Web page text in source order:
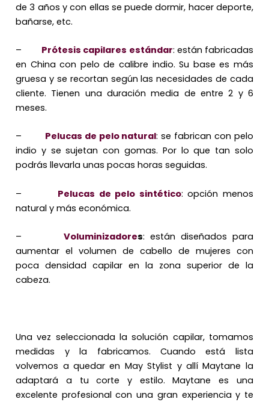
de 3 años y con ellas se puede dormir, hacer deporte,
bañarse, etc.
– Prótesis capilares estándar: están fabricadas
en China con pelo de calibre indio. Su base es más
gruesa y se recortan según las necesidades de cada
cliente. Tienen una duración media de entre 2 y 6
meses.
– Pelucas de pelo natural: se fabrican con pelo
indio y se sujetan con gomas. Por lo que tan solo
podrás llevarla unas pocas horas seguidas.
– Pelucas de pelo sintético: opción menos
natural y más económica.
–Voluminizadores: están diseñados para
aumentar el volumen de cabello de mujeres con
poca densidad capilar en la zona superior de la
cabeza.
Una vez seleccionada la solución capilar, tomamos
medidas y la fabricamos. Cuando está lista
volvemos a quedar en May Stylist y allí Maytane la
adaptará a tu corte y estilo. Maytane es una
excelente profesional con una gran experiencia y te